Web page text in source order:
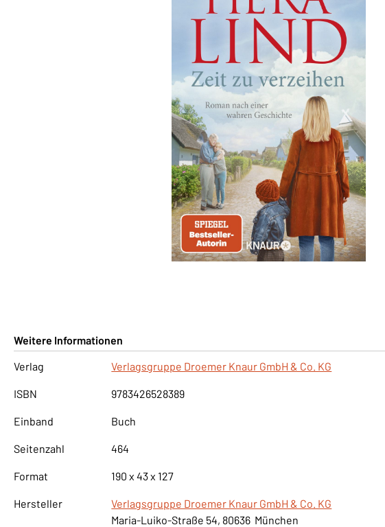
Weitere Informationen
Verlag
Verlagsgruppe Droemer Knaur GmbH & Co. KG
ISBN 9783426528389
Einband Buch
Seitenzahl 464
Format 190 x 43 x 127
Hersteller
Verlagsgruppe Droemer Knaur GmbH & Co. KG
Maria-Luiko-Straße 54, 80636 München